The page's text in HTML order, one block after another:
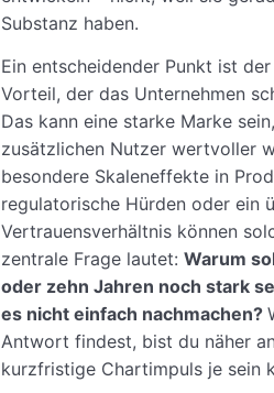
Substanz haben.
Ein entscheidender Punkt ist
Vorteil, der das Unternehmen
Das kann eine starke Marke
zusätzlichen Nutzer wertvoller
besondere Skaleneffekte in
regulatorische Hürden oder ein
Vertrauensverhältnis können
zentrale Frage lautet: Warum
oder zehn Jahren noch stark
es nicht einfach nachmachen?
Antwort findest, bist du näher
kurzfristige Chartimpuls je sein